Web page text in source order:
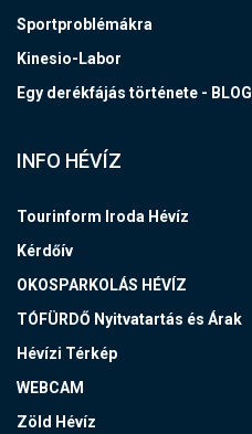
Sportproblémákra
Kinesio-Labor
Egy derékfájás története - BLOG
INFO HÉVÍZ
Tourinform Iroda Hévíz
Kérdőív
OKOSPARKOLÁS HÉVÍZ
TÓFÜRDŐ Nyitvatartás és Árak
Hévízi Térkép
WEBCAM
Zöld Hévíz